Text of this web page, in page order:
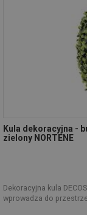
Kula dekoracyjna -
zielony NORTENE
Dekoracyjna kula
wprowadza do